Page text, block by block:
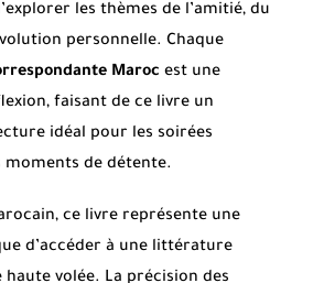
les thèmes de l’amitié, du
personnelle. Chaque
Maroc est une
faisant de ce livre un
idéal pour les soirées
moments de détente.
ce livre représente une
d’accéder à une littérature
volée. La précision des